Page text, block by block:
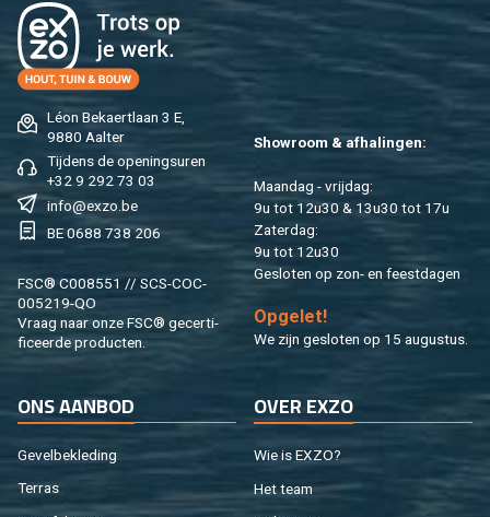
Léon Be­kaert­laan 3 E,
9880 Aal­ter
Tij­dens de ope­nings­uren
+32 9 292 73 03
info@​exzo.​be
BE 0688 738 206
FSC® C008551 // SCS-COC-
005219-QO
Vraag naar onze FSC® ge­cer­ti­
fi­ceer­de pro­duc­ten.
Show­room & af­ha­lin­gen:
Maan­dag - vrij­dag:
9u tot 12u30 & 13u30 tot 17u
Za­ter­dag:
9u tot 12u30
Ge­slo­ten op zon- en feest­da­gen
Op­ge­let!
We zijn ge­slo­ten op 15 au­gus­tus.
ONS AAN­BOD
Ge­vel­be­kle­ding
Ter­ras
OVER EXZO
Wie is EXZO?
Het team